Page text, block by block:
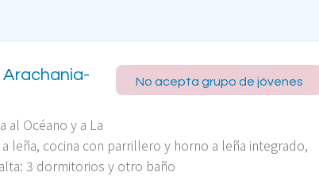
No acepta grupo de jóvenes
al Océano y a La
leña, cocina con parrillero y horno a leña integrado,
3 dormitorios y otro baño